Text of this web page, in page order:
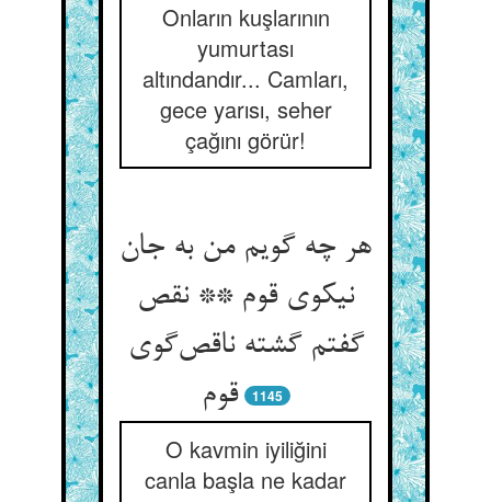
Onların kuşlarının
yumurtası
altındandır... Camları,
gece yarısı, seher
çağını görür!
هر چه گویم من به جان
نیکوی قوم ** نقص
گفتم گشته ناقص‌گوی
قوم
1145
O kavmin iyiliğini
canla başla ne kadar